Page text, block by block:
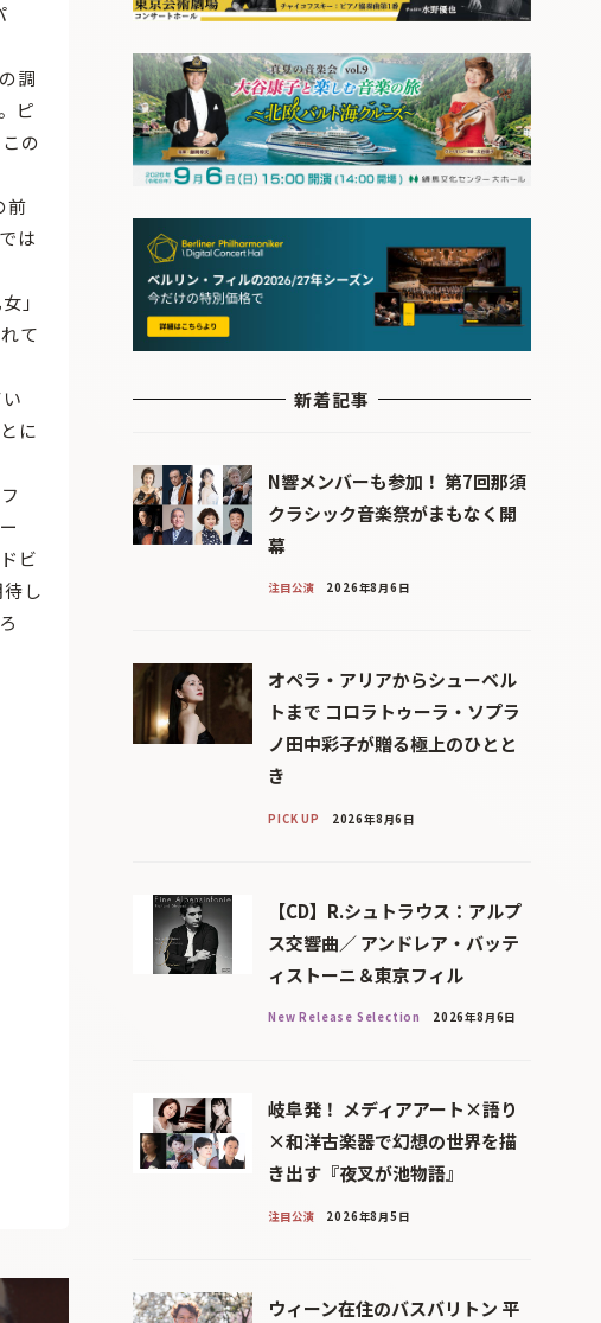
調
ピ
の
前
は
」
て
に
ビ
し
新着記事
N響メンバーも参加！ 第7回那須
クラシック音楽祭がまもなく開
幕
注目公演 2026年8月6日
オペラ・アリアからシューベル
トまで コロラトゥーラ・ソプラ
ノ田中彩子が贈る極上のひとと
き
PICK UP 2026年8月6日
【CD】R.シュトラウス：アルプ
ス交響曲／ アンドレア・バッテ
ィストーニ＆東京フィル
New Release Selection 2026年8月6日
岐阜発！ メディアアート×語り
×和洋古楽器で幻想の世界を描
き出す『夜叉が池物語』
注目公演 2026年8月5日
ウィーン在住のバスバリトン 平